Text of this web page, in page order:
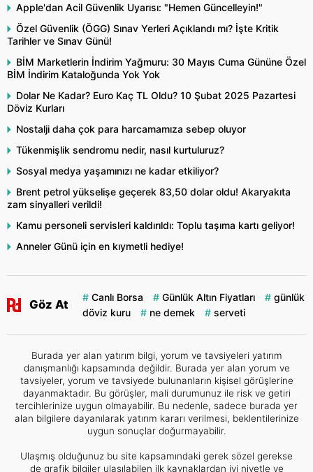
Apple'dan Acil Güvenlik Uyarısı: "Hemen Güncelleyin!"
Özel Güvenlik (ÖGG) Sınav Yerleri Açıklandı mı? İşte Kritik
Tarihler ve Sınav Günü!
BİM Marketlerin İndirim Yağmuru: 30 Mayıs Cuma Gününe Özel
BİM İndirim Kataloğunda Yok Yok
Dolar Ne Kadar? Euro Kaç TL Oldu? 10 Şubat 2025 Pazartesi
Döviz Kurları
Nostalji daha çok para harcamamıza sebep oluyor
Tükenmişlik sendromu nedir, nasıl kurtuluruz?
Sosyal medya yaşamınızı ne kadar etkiliyor?
Brent petrol yükselişe geçerek 83,50 dolar oldu! Akaryakıta
zam sinyalleri verildi!
Kamu personeli servisleri kaldırıldı: Toplu taşıma kartı geliyor!
Anneler Günü için en kıymetli hediye!
Göz At
Canlı Borsa Günlük Altın Fiyatları
günlük
döviz kuru
ne demek serveti
Burada yer alan yatırım bilgi, yorum ve tavsiyeleri yatırım
danışmanlığı kapsamında değildir. Burada yer alan yorum ve
tavsiyeler, yorum ve tavsiyede bulunanların kişisel görüşlerine
dayanmaktadır. Bu görüşler, mali durumunuz ile risk ve getiri
tercihlerinize uygun olmayabilir. Bu nedenle, sadece burada yer
alan bilgilere dayanılarak yatırım kararı verilmesi, beklentilerinize
uygun sonuçlar doğurmayabilir.
Ulaşmış olduğunuz bu site kapsamındaki gerek sözel gerekse
de grafik bilgiler ulaşılabilen ilk kaynaklardan iyi niyetle ve